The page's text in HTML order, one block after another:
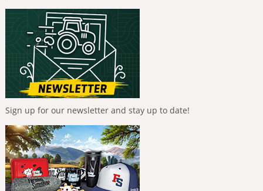
Sign up for our newsletter and stay up to date!